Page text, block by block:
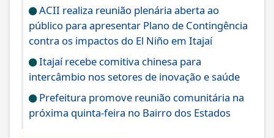
ACII realiza reunião plenária aberta ao
público para apresentar Plano de Contingência
contra os impactos do El Niño em Itajaí
Itajaí recebe comitiva chinesa para
intercâmbio nos setores de inovação e saúde
Prefeitura promove reunião comunitária na
próxima quinta-feira no Bairro dos Estados